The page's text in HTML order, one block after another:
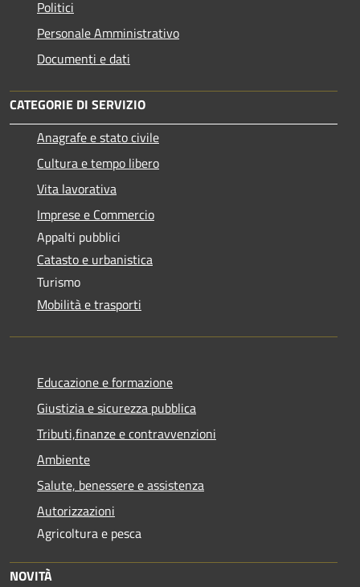
Politici
Personale Amministrativo
Documenti e dati
CATEGORIE DI SERVIZIO
Anagrafe e stato civile
Cultura e tempo libero
Vita lavorativa
Imprese e Commercio
Appalti pubblici
Catasto e urbanistica
Turismo
Mobilità e trasporti
Educazione e formazione
Giustizia e sicurezza pubblica
Tributi,finanze e contravvenzioni
Ambiente
Salute, benessere e assistenza
Autorizzazioni
Agricoltura e pesca
NOVITÀ